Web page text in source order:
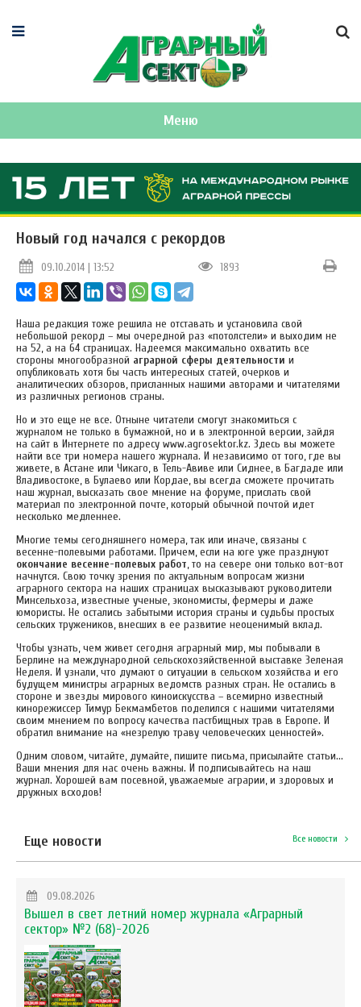
Меню
Новый год начался с рекордов
09.10.2014 | 13:52 1893
Наша редакция тоже решила не отставать и установила свой
небольшой рекорд – мы очередной раз «потолстели» и выходим не
на 52, а на 64 страницах. Надеемся максимально охватить все
стороны многообразной аграрной сферы деятельности и
опубликовать хотя бы часть интересных статей, очерков и
аналитических обзоров, присланных нашими авторами и читателями
из различных регионов страны.
Но и это еще не все. Отныне читатели смогут знакомиться с
журналом не только в бумажной, но и в электронной версии, зайдя
на сайт в Интернете по адресу www.agrosektor.kz. Здесь вы можете
найти все три номера нашего журнала. И независимо от того, где вы
живете, в Астане или Чикаго, в Тель-Авиве или Сиднее, в Багдаде или
Владивостоке, в Булаево или Кордае, вы всегда сможете прочитать
наш журнал, высказать свое мнение на форуме, прислать свой
материал по электронной почте, который обычной почтой идет
несколько медленнее.
Многие темы сегодняшнего номера, так или иначе, связаны с
весенне-полевыми работами. Причем, если на юге уже празднуют
окончание весенне-полевых работ, то на севере они только вот-вот
начнутся. Свою точку зрения по актуальным вопросам жизни
аграрного сектора на наших страницах высказывают руководители
Минсельхоза, известные ученые, экономисты, фермеры и даже
юмористы. Не остались забытыми история страны и судьбы простых
сельских тружеников, внесших в ее развитие неоценимый вклад.
Чтобы узнать, чем живет сегодня аграрный мир, мы побывали в
Берлине на международной сельскохозяйственной выставке Зеленая
Неделя. И узнали, что думают о ситуации в сельском хозяйства и его
будущем министры аграрных ведомств разных стран. Не остались в
стороне и звезды мирового киноискусства – всемирно известный
кинорежиссер Тимур Бекмамбетов поделился с нашими читателями
своим мнением по вопросу качества пастбищных трав в Европе. И
обратил внимание на «незрелую траву человеческих ценностей».
Одним словом, читайте, думайте, пишите письма, присылайте статьи...
Ваши мнения для нас очень важны. И подписывайтесь на наш
журнал. Хорошей вам посевной, уважаемые аграрии, и здоровых и
дружных всходов!
Еще новости Все новости
09.08.2026
Вышел в свет летний номер журнала «Аграрный
сектор» №2 (68)-2026